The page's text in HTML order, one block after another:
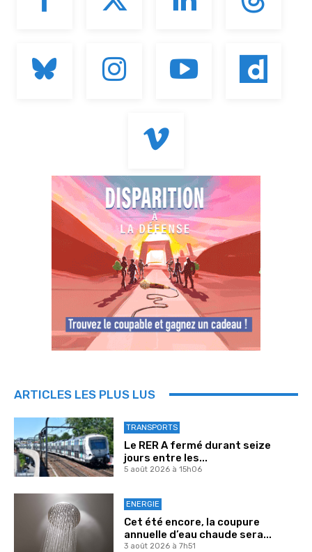
ARTICLES LES PLUS LUS
TRANSPORTS
Le RER A fermé durant seize
jours entre les...
5 août 2026 à 15h06
ENERGIE
Cet été encore, la coupure
annuelle d’eau chaude sera...
3 août 2026 à 7h51